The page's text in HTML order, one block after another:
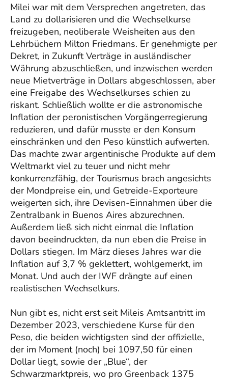
Milei war mit dem Versprechen angetreten, das
Land zu dollarisieren und die Wechselkurse
freizugeben, neoliberale Weisheiten aus den
Lehrbüchern Milton Friedmans. Er genehmigte per
Dekret, in Zukunft Verträge in ausländischer
Währung abzuschließen, und inzwischen werden
neue Mietverträge in Dollars abgeschlossen, aber
eine Freigabe des Wechselkurses schien zu
riskant. Schließlich wollte er die astronomische
Inflation der peronistischen Vorgängerregierung
reduzieren, und dafür musste er den Konsum
einschränken und den Peso künstlich aufwerten.
Das machte zwar argentinische Produkte auf dem
Weltmarkt viel zu teuer und nicht mehr
konkurrenzfähig, der Tourismus brach angesichts
der Mondpreise ein, und Getreide-Exporteure
weigerten sich, ihre Devisen-Einnahmen über die
Zentralbank in Buenos Aires abzurechnen.
Außerdem ließ sich nicht einmal die Inflation
davon beeindruckten, da nun eben die Preise in
Dollars stiegen. Im März dieses Jahres war die
Inflation auf 3,7 % geklettert, wohlgemerkt, im
Monat. Und auch der IWF drängte auf einen
realistischen Wechselkurs.
Nun gibt es, nicht erst seit Mileis Amtsantritt im
Dezember 2023, verschiedene Kurse für den
Peso, die beiden wichtigsten sind der offizielle,
der im Moment (noch) bei 1097,50 für einen
Dollar liegt, sowie der „Blue“, der
Schwarzmarktpreis, wo pro Greenback 1375